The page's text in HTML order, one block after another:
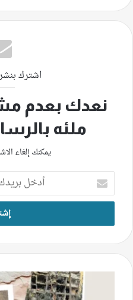
اشترك
نعدك بعدم
ملئه
يمكنك إلغاء
أدخل
بريدك
الإلكتروني